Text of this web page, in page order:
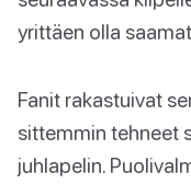
yrittäen olla
Fanit rakastuivat
sittemmin tehneet
juhlapelin.